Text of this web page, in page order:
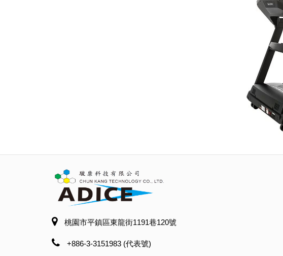
桃園市平鎮區東龍街1191巷120號
+886-3-3151983 (代表號)